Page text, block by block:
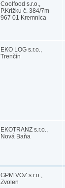
Coolfood s.r.o.,
P.Križku č. 384/7m
967 01 Kremnica
EKO LOG s.r.o.,
Trenčín
EKOTRANZ s.r.o.,
Nová Baňa
GPM VOZ s.r.o.,
Zvolen